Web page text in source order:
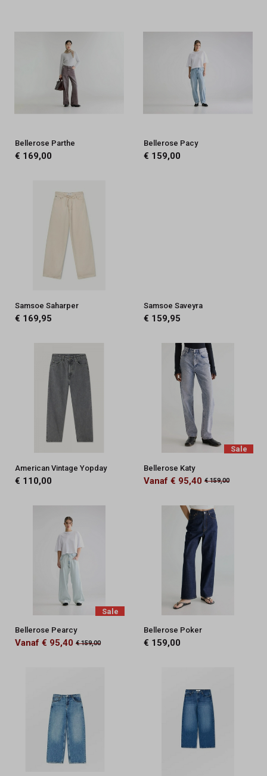
Bellerose Parthe
€ 169,00
Bellerose Pacy
€ 159,00
Samsoe Saharper
€ 169,95
Samsoe Saveyra
€ 159,95
American Vintage Yopday
€ 110,00
Sale
Bellerose Katy
Vanaf € 95,40 € 159,00
Sale
Bellerose Pearcy
Vanaf € 95,40 € 159,00
Bellerose Poker
€ 159,00